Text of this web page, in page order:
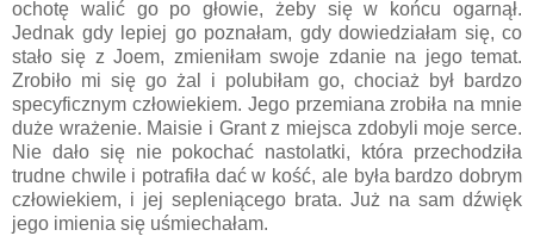
ochotę walić go po głowie, żeby się w końcu ogarnął.
Jednak gdy lepiej go poznałam, gdy dowiedziałam się, co
stało się z Joem, zmieniłam swoje zdanie na jego temat.
Zrobiło mi się go żal i polubiłam go, chociaż był bardzo
specyficznym człowiekiem. Jego przemiana zrobiła na mnie
duże wrażenie. Maisie i Grant z miejsca zdobyli moje serce.
Nie dało się nie pokochać nastolatki, która przechodziła
trudne chwile i potrafiła dać w kość, ale była bardzo dobrym
człowiekiem, i jej sepleniącego brata. Już na sam dźwięk
jego imienia się uśmiechałam.